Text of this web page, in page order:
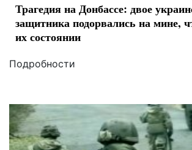
Трагедия на Донбассе: двое
защитника подорвались на мине,
их состоянии
Подробности